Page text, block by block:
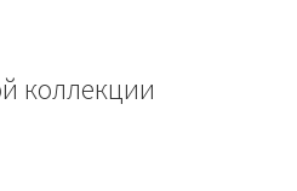
коллекции